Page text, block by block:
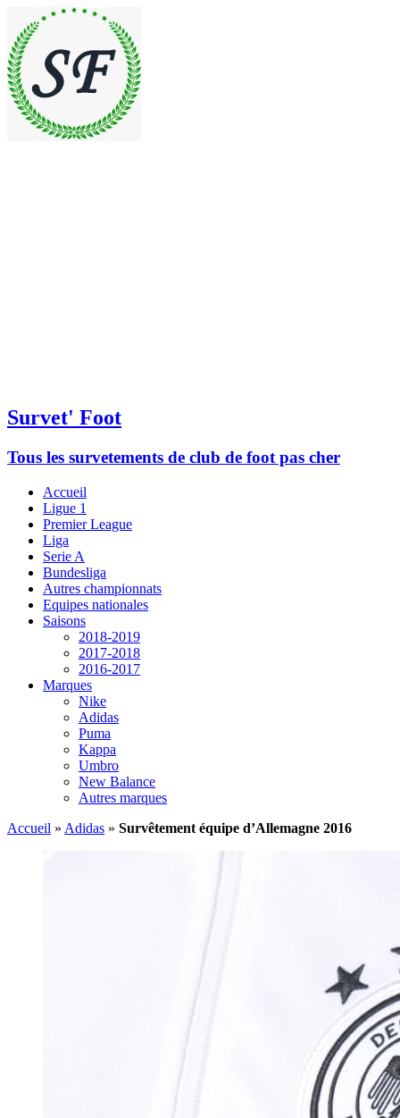
Survet' Foot
Tous les survetements de club de foot pas cher
Accueil
Ligue 1
Premier League
Liga
Serie A
Bundesliga
Autres championnats
Equipes nationales
Saisons
2018-2019
2017-2018
2016-2017
Marques
Nike
Adidas
Puma
Kappa
Umbro
New Balance
Autres marques
Accueil » Adidas » Survêtement équipe d’Allemagne 2016